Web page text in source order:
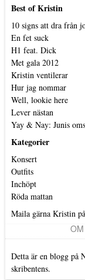
Best of Kristin
10 signs att dra från
En fet suck
H1 feat. Dick
Met gala 2012
Kristin ventilerar
Hur jag nommar
Well, lookie here
Lever nästan
Yay & Nay: Junis
Kategorier
Konsert
Outfits
Inchöpt
Röda mattan
Maila gärna Kristin
OM
Detta är en blogg på
skribentens.